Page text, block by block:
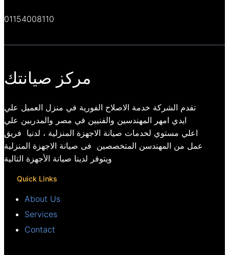
01154008110
مركز صيانتك
تقدم الشركة خدمة الاصلاح الفورية في منزل العميل علي
ايدي امهر المهندسين والفنيين في مصر والمدربين علي
اعلي مستوي لخدمات صيانة الاجهزة المنزلية ، لدنيا فريق
عمل من المهندسن المتخصصين فى صيانة الاجهزة المنزلية
ويتوفر لدينا صيانة الأجهزة التالية
Quick Links
About Us
Services
Contact